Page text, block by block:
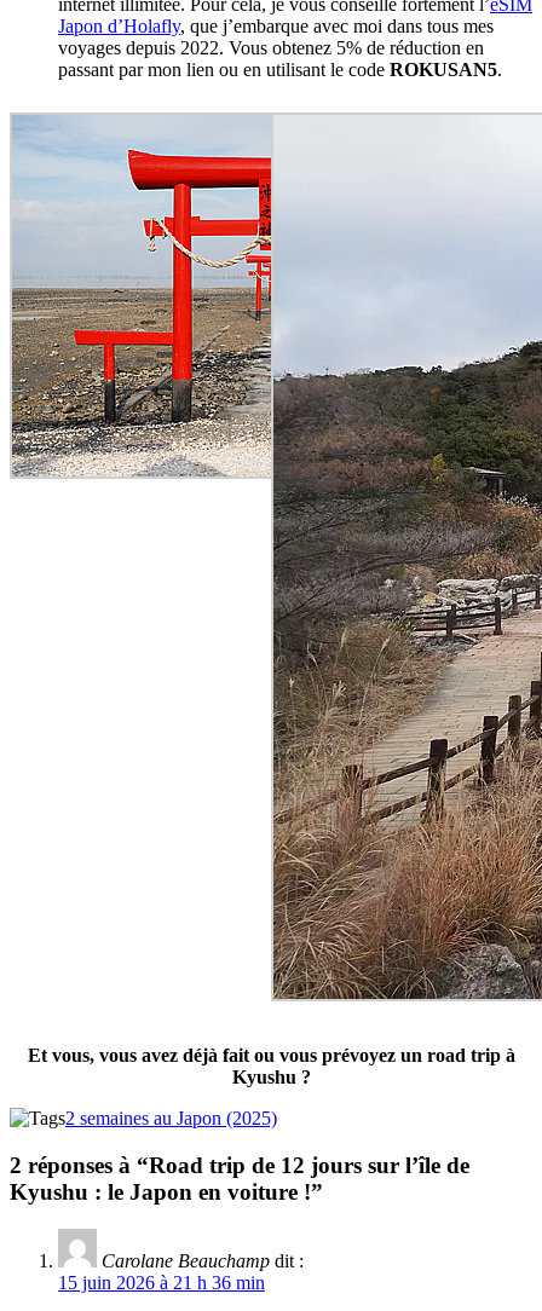
internet illimitée. Pour cela, je vous conseille fortement l’eSIM
Japon d’Holafly, que j’embarque avec moi dans tous mes
voyages depuis 2022. Vous obtenez 5% de réduction en
passant par mon lien ou en utilisant le code ROKUSAN5.
Et vous, vous avez déjà fait ou vous prévoyez un road trip à
Kyushu ?
2 semaines au Japon (2025)
2 réponses à “Road trip de 12 jours sur l’île de
Kyushu : le Japon en voiture !”
Carolane Beauchamp dit :
15 juin 2026 à 21 h 36 min